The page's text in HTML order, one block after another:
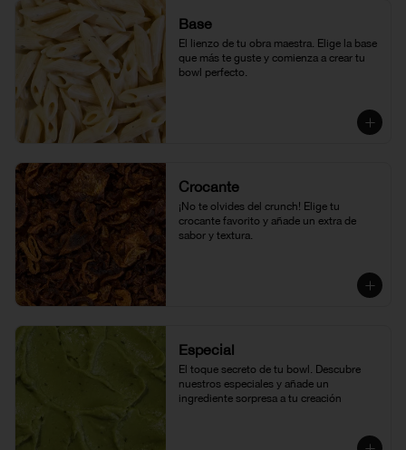
Base
El lienzo de tu obra maestra. Elige la base
que más te guste y comienza a crear tu
bowl perfecto.
Crocante
¡No te olvides del crunch! Elige tu
crocante favorito y añade un extra de
sabor y textura.
Especial
El toque secreto de tu bowl. Descubre
nuestros especiales y añade un
ingrediente sorpresa a tu creación